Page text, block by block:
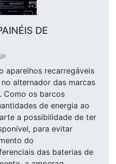
DE
aparelhos recarregáveis
alternador das marcas
Como os barcos
de energia ao
a possibilidade de ter
para evitar
do
das baterias de